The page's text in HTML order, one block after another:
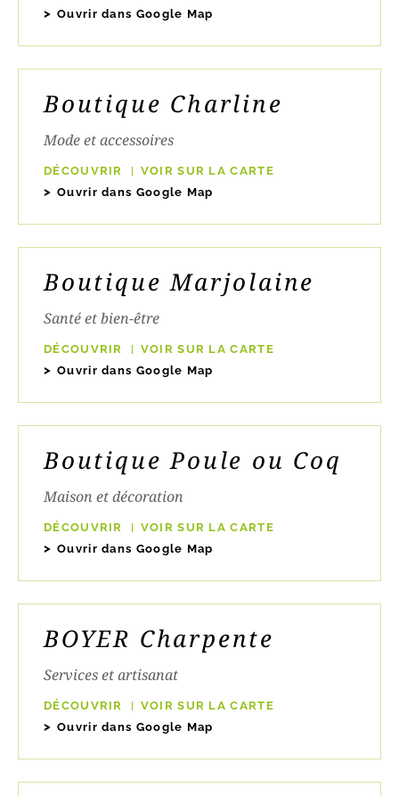
Ouvrir dans Google Map
Boutique Charline
Mode et accessoires
DÉCOUVRIR
VOIR SUR LA CARTE
Ouvrir dans Google Map
Boutique Marjolaine
Santé et bien-être
DÉCOUVRIR
VOIR SUR LA CARTE
Ouvrir dans Google Map
Boutique Poule ou Coq
Maison et décoration
DÉCOUVRIR
VOIR SUR LA CARTE
Ouvrir dans Google Map
BOYER Charpente
Services et artisanat
DÉCOUVRIR
VOIR SUR LA CARTE
Ouvrir dans Google Map